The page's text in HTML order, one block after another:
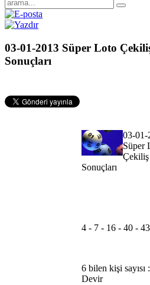
03-01-2013 Süper Loto
Sonuçları
03-01-
Süper
Çekiliş
Sonuçları
4 - 7 - 16 - 40 -
6 bilen kişi sayısı
Devir